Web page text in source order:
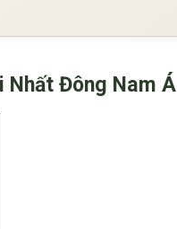
Nhất Đông Nam Á